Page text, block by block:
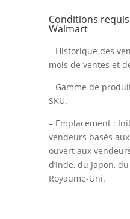
Conditions
Walmart
– Historique des
mois de ventes et
– Gamme de
SKU.
– Emplacement :
vendeurs basés
ouvert aux
d’Inde, du Japon,
Royaume-Uni.